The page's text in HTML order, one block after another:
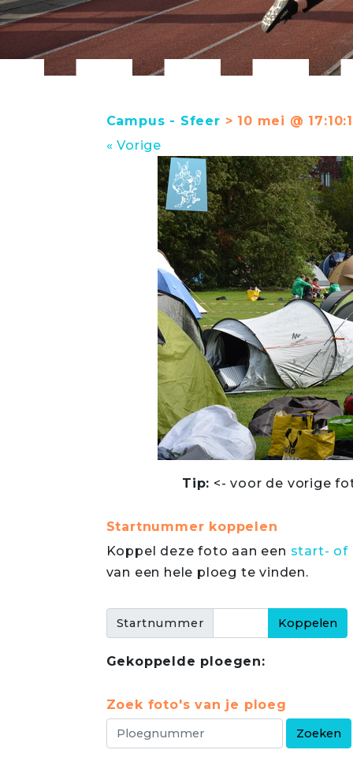
Campus - Sfeer > 10 mei @
« Vorige
Tip: <- voor de vorige
Startnummer koppelen
Koppel deze foto aan een start- of
van een hele ploeg te vinden.
Startnummer
Gekoppelde ploegen:
Zoek foto's van je ploeg